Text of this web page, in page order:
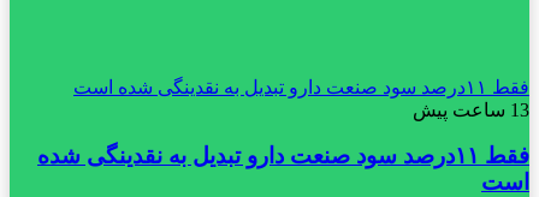
فقط ۱۱‌درصد سود صنعت دارو تبدیل به نقدینگی شده است
13 ساعت پیش
فقط ۱۱‌درصد سود صنعت دارو تبدیل به نقدینگی شده
است